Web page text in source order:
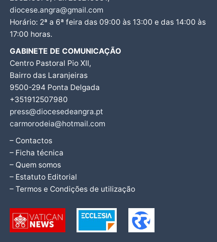
diocese.angra@gmail.com
Horário: 2ª a 6ª feira das 09:00 às 13:00 e das 14:00 às
17:00 horas.
GABINETE DE COMUNICAÇÃO
Centro Pastoral Pio XII,
Bairro das Laranjeiras
9500-294 Ponta Delgada
+351912507980
press@diocesedeangra.pt
carmorodeia@hotmail.com
– Contactos
– Ficha técnica
– Quem somos
– Estatuto Editorial
– Termos e Condições de utilização